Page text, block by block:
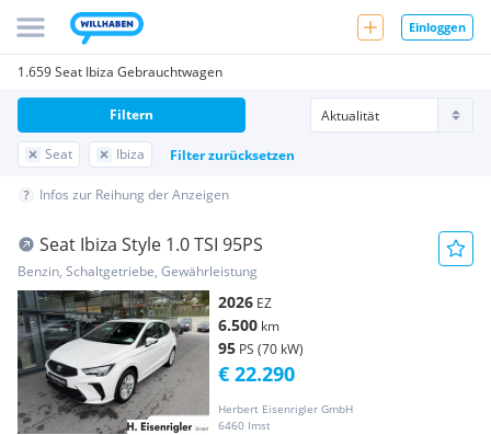
Einloggen
1.659 Seat Ibiza Gebrauchtwagen
Seat Ibiza Filter zurücksetzen
Filtern
Infos zur Reihung der Anzeigen
Seat Ibiza Style 1.0 TSI 95PS
Benzin, Schaltgetriebe, Gewährleistung
2026 EZ
6.500 km
95 PS (70 kW)
Herbert Eisenrigler GmbH
6460 Imst
€ 22.290